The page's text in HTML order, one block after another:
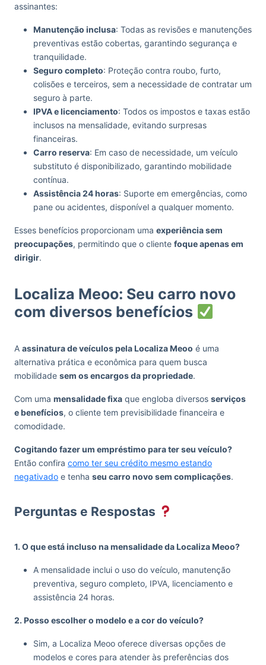
assinantes:
Manutenção inclusa: Todas as revisões e manutenções
preventivas estão cobertas, garantindo segurança e
tranquilidade.
Seguro completo: Proteção contra roubo, furto,
colisões e terceiros, sem a necessidade de contratar um
seguro à parte.
IPVA e licenciamento: Todos os impostos e taxas estão
inclusos na mensalidade, evitando surpresas
financeiras.
Carro reserva: Em caso de necessidade, um veículo
substituto é disponibilizado, garantindo mobilidade
contínua.
Assistência 24 horas: Suporte em emergências, como
pane ou acidentes, disponível a qualquer momento.
Esses benefícios proporcionam uma experiência sem
preocupações, permitindo que o cliente foque apenas em
dirigir.
Localiza Meoo: Seu carro novo
com diversos benefícios
A assinatura de veículos pela Localiza Meoo é uma
alternativa prática e econômica para quem busca
mobilidade sem os encargos da propriedade.
Com uma mensalidade fixa que engloba diversos serviços
e benefícios, o cliente tem previsibilidade financeira e
comodidade.
Cogitando fazer um empréstimo para ter seu veículo?
Então confira como ter seu crédito mesmo estando
negativado e tenha seu carro novo sem complicações.
Perguntas e Respostas
1. O que está incluso na mensalidade da Localiza Meoo?
A mensalidade inclui o uso do veículo, manutenção
preventiva, seguro completo, IPVA, licenciamento e
assistência 24 horas.
2. Posso escolher o modelo e a cor do veículo?
Sim, a Localiza Meoo oferece diversas opções de
modelos e cores para atender às preferências dos